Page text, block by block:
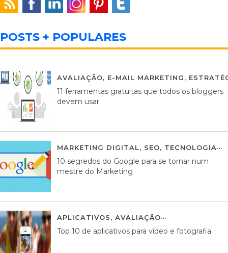
POSTS + POPULARES
AVALIAÇÃO, E-MAIL MARKETING,
11 ferramentas gratuitas que todos os bloggers
devem usar
MARKETING DIGITAL, SEO, TECNOLOGIA
10 segredos do Google para se tornar num
mestre do Marketing
APLICATIVOS, AVALIAÇÃO
Top 10 de aplicativos para vídeo e fotografia